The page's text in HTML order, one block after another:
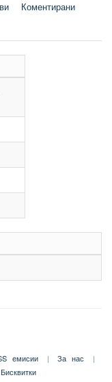
Коментирани
емисии | За нас
|
Бисквитки